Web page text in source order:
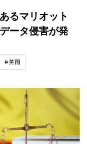
るマリオット
ータ侵害が発
#英国